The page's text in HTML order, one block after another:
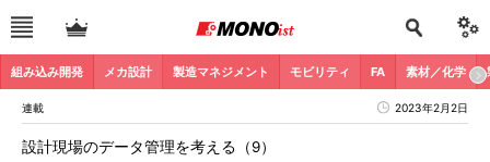
組み込み開発 メカ設計 製造マネジメント モビリティ FA 素材／化学
連載 2023年2月2日
設計現場のデータ管理を考える（9）